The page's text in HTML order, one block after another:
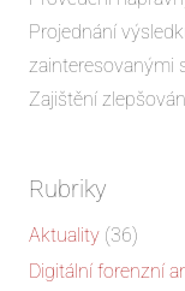
Projednání
zainteresovanými
Zajištění
Rubriky
Aktuality (36)
Digitální forenzní